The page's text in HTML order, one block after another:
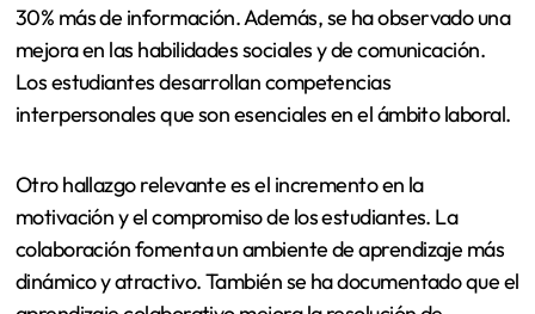
30% más de información. Además, se ha observado una
mejora en las habilidades sociales y de comunicación.
Los estudiantes desarrollan competencias
interpersonales que son esenciales en el ámbito laboral.
Otro hallazgo relevante es el incremento en la
motivación y el compromiso de los estudiantes. La
colaboración fomenta un ambiente de aprendizaje más
dinámico y atractivo. También se ha documentado que el